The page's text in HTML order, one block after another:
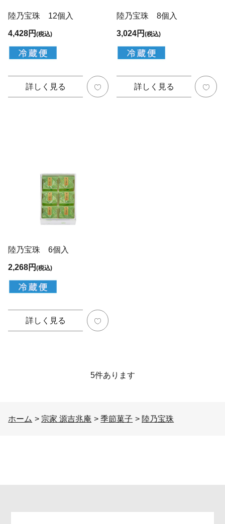
陸乃宝珠 12個入
4,428円(税込)
詳しく見る
陸乃宝珠 8個入
3,024円(税込)
詳しく見る
陸乃宝珠 6個入
2,268円(税込)
詳しく見る
5件あります
ホーム > 宗家 源吉兆庵 >季節菓子 > 陸乃宝珠